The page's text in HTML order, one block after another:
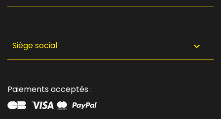
Siège social 
Paiements acceptés :